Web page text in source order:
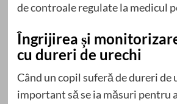
de controale regulate la medicul
Îngrijirea și
cu dureri de urechi
Când un copil suferă de dureri de
important să se ia măsuri pentru